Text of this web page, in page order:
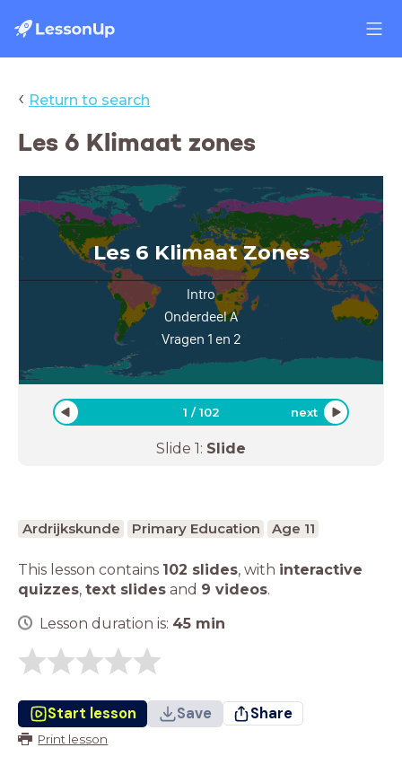
‹ Return to search
Les 6 Klimaat zones
Les 6 Klimaat Zones
Intro
Onderdeel A
Vragen 1 en 2
1 /102 next
Slide 1: Slide
Ardrijkskunde Primary Education Age 11
This lesson contains 102 slides, with interactive
quizzes, text slides and 9 videos.
Lesson duration is: 45 min
Start lesson Save Share
Print lesson